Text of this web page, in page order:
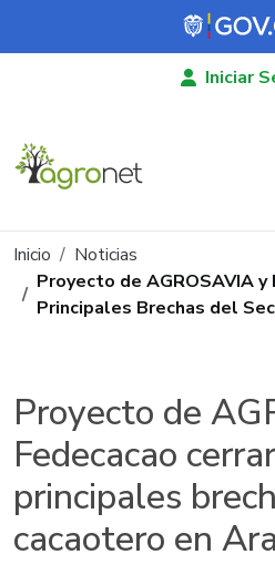
Pasar al contenido principal
Iniciar
Ruta de navegación
Inicio
Noticias
Proyecto de AGROSAVIA y
Principales Brechas del
Proyecto de
Fedecacao
principales
cacaotero en